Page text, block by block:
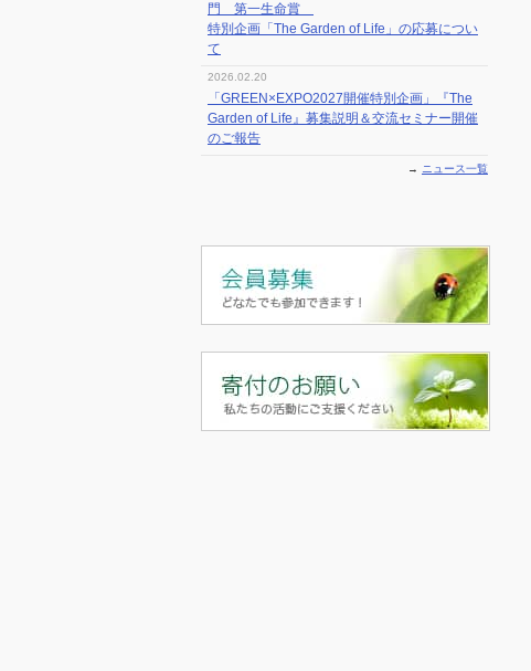
門 第一生命賞
特別企画「The Garden of Life」の応募につい
て
2026.02.20
「GREEN×EXPO2027開催特別企画」『The
Garden of Life』募集説明＆交流セミナー開催
のご報告
→ ニュース一覧